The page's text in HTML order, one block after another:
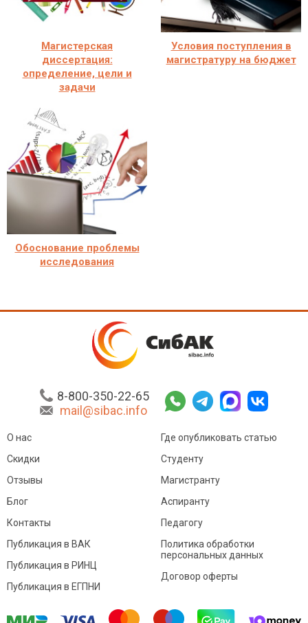
Магистерская
диссертация:
определение, цели и
задачи
Условия поступления в
магистратуру на бюджет
Обоснование проблемы
исследования
8-800-350-22-65
mail@sibac.info
О нас
Скидки
Отзывы
Блог
Контакты
Где опубликовать статью
Студенту
Магистранту
Аспиранту
Педагогу
Публикация в ВАК
Публикация в РИНЦ
Публикация в ЕГПНИ
Политика обработки
персональных данных
Договор оферты